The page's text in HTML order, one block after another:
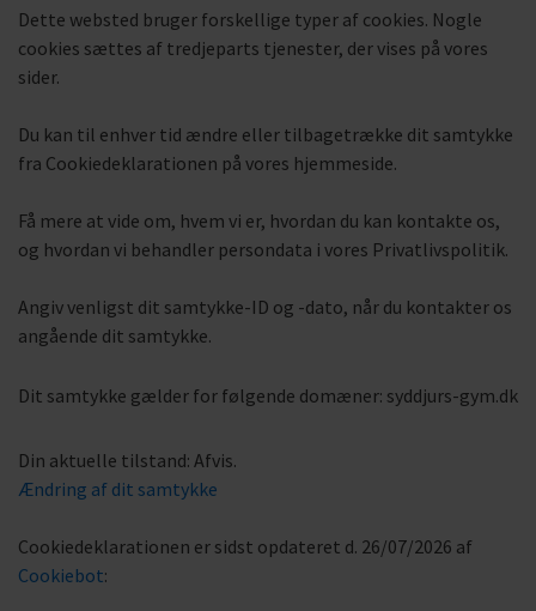
Dette websted bruger forskellige typer af cookies. Nogle
cookies sættes af tredjeparts tjenester, der vises på vores
sider.
Du kan til enhver tid ændre eller tilbagetrække dit samtykke
fra Cookiedeklarationen på vores hjemmeside.
Få mere at vide om, hvem vi er, hvordan du kan kontakte os,
og hvordan vi behandler persondata i vores Privatlivspolitik.
Angiv venligst dit samtykke-ID og -dato, når du kontakter os
angående dit samtykke.
Dit samtykke gælder for følgende domæner: syddjurs-gym.dk
Din aktuelle tilstand: Afvis.
Ændring af dit samtykke
Cookiedeklarationen er sidst opdateret d. 26/07/2026 af
Cookiebot: